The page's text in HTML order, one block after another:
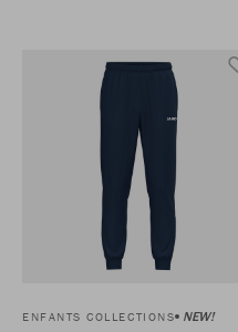
ENFANTS COLLECTIONS NEW!